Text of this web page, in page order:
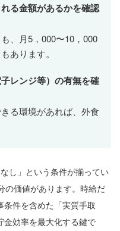
る金額があるかを確認
、月5，000〜10，000
あります。
レンジ等）の有無を確
る環境があれば、外食
し」という条件が揃ってい
の価値があります。時給だ
件を含めた「実質手取
金効率を最大化する鍵で